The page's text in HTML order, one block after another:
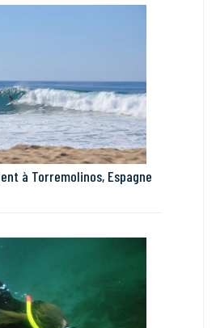
à Torremolinos, Espagne